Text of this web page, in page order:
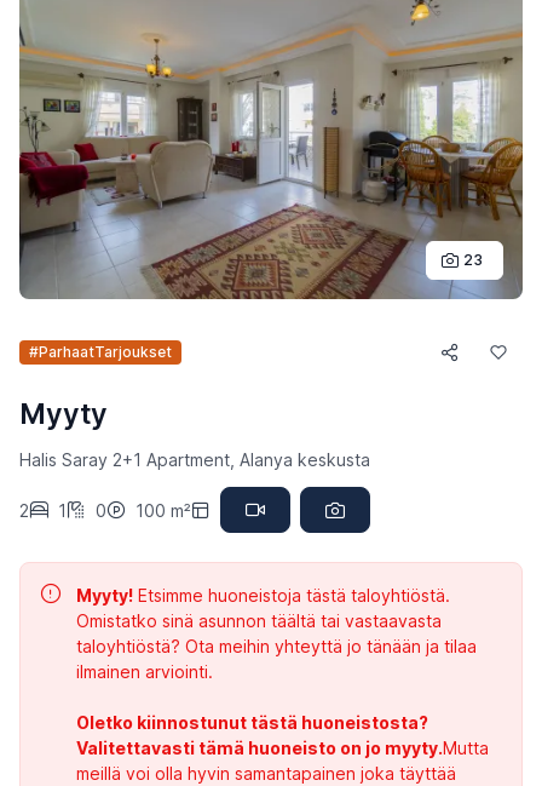
23
#ParhaatTarjoukset
Myyty
Halis Saray 2+1 Apartment, Alanya keskusta
2 1 0 100 m²
Myyty! Etsimme huoneistoja tästä taloyhtiöstä.
Omistatko sinä asunnon täältä tai vastaavasta
taloyhtiöstä? Ota meihin yhteyttä jo tänään ja tilaa
ilmainen arviointi.
Oletko kiinnostunut tästä huoneistosta?
Valitettavasti tämä huoneisto on jo myyty.Mutta
meillä voi olla hyvin samantapainen joka täyttää